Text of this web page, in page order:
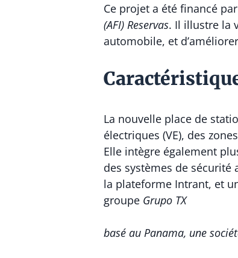
Ce projet a été financé
(AFI) Reservas. Il illustre la
automobile, et
La nouvelle place de
électriques (VE), des
Elle intègre également
des systèmes de sécurité
la plateforme Intrant, et
groupe Grupo TX
basé au Panama, une